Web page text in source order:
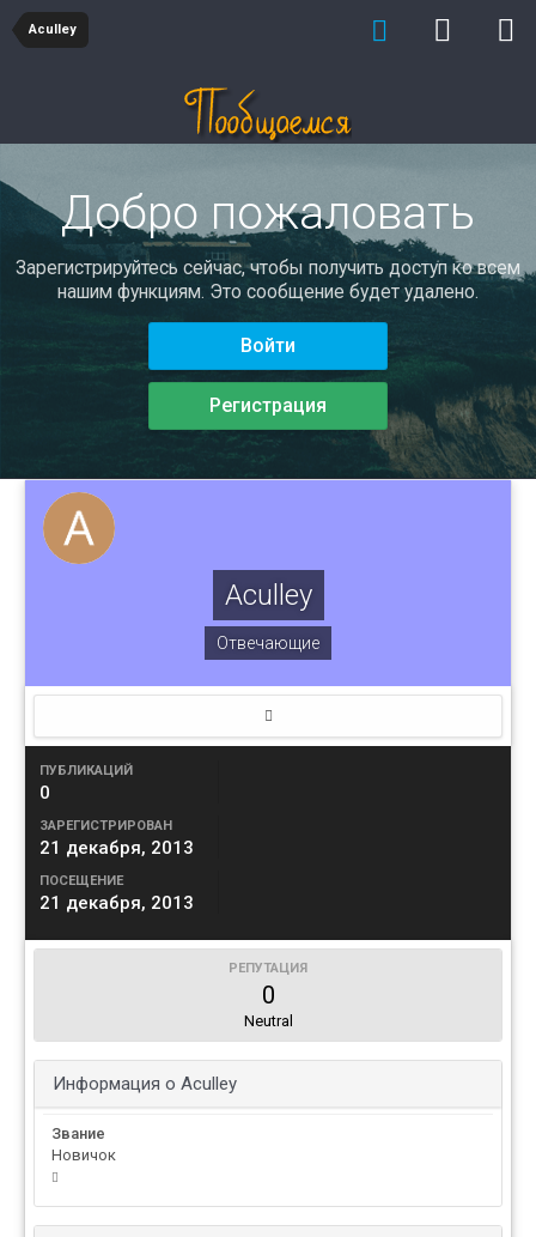
Aculley
Добро пожаловать
Зарегистрируйтесь сейчас, чтобы получить доступ ко всем
нашим функциям. Это сообщение будет удалено.
Войти
Регистрация
Aculley
Отвечающие
ПУБЛИКАЦИЙ
0
ЗАРЕГИСТРИРОВАН
21 декабря, 2013
ПОСЕЩЕНИЕ
21 декабря, 2013
РЕПУТАЦИЯ
0
Neutral
Информация о Aculley
Звание
Новичок